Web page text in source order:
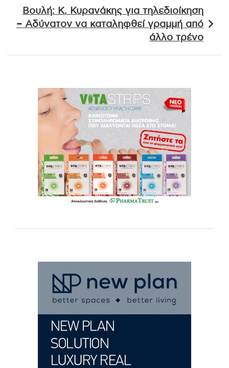
Βουλή: Κ. Κυρανάκης για τηλεδιοίκηση
– Αδύνατον να καταληφθεί γραμμή από
άλλο τρένο